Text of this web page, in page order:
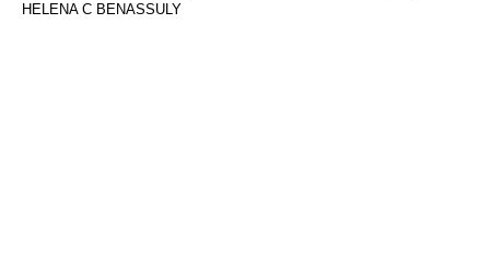
HELENA C BENASSULY